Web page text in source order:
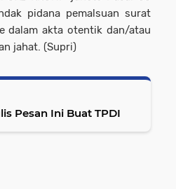
pidana pemalsuan surat
dalam akta otentik dan/atau
jahat. (Supri)
Pesan Ini Buat TPDI